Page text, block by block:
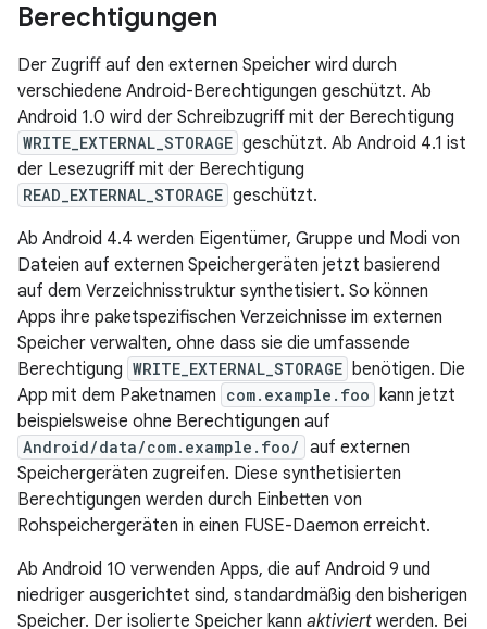
Berechtigungen
Der Zugriff auf den externen Speicher wird durch
verschiedene Android-Berechtigungen geschützt. Ab
Android 1.0 wird der Schreibzugriff mit der Berechtigung
WRITE_EXTERNAL_STORAGE geschützt. Ab Android 4.1 ist
der Lesezugriff mit der Berechtigung
READ_EXTERNAL_STORAGE geschützt.
Ab Android 4.4 werden Eigentümer, Gruppe und Modi von
Dateien auf externen Speichergeräten jetzt basierend
auf dem Verzeichnisstruktur synthetisiert. So können
Apps ihre paketspezifischen Verzeichnisse im externen
Speicher verwalten, ohne dass sie die umfassende
Berechtigung WRITE_EXTERNAL_STORAGE benötigen. Die
App mit dem Paketnamen com.example.foo kann jetzt
beispielsweise ohne Berechtigungen auf
Android/data/com.example.foo/ auf externen
Speichergeräten zugreifen. Diese synthetisierten
Berechtigungen werden durch Einbetten von
Rohspeichergeräten in einen FUSE-Daemon erreicht.
Ab Android 10 verwenden Apps, die auf Android 9 und
niedriger ausgerichtet sind, standardmäßig den bisherigen
Speicher. Der isolierte Speicher kann aktiviert werden. Bei